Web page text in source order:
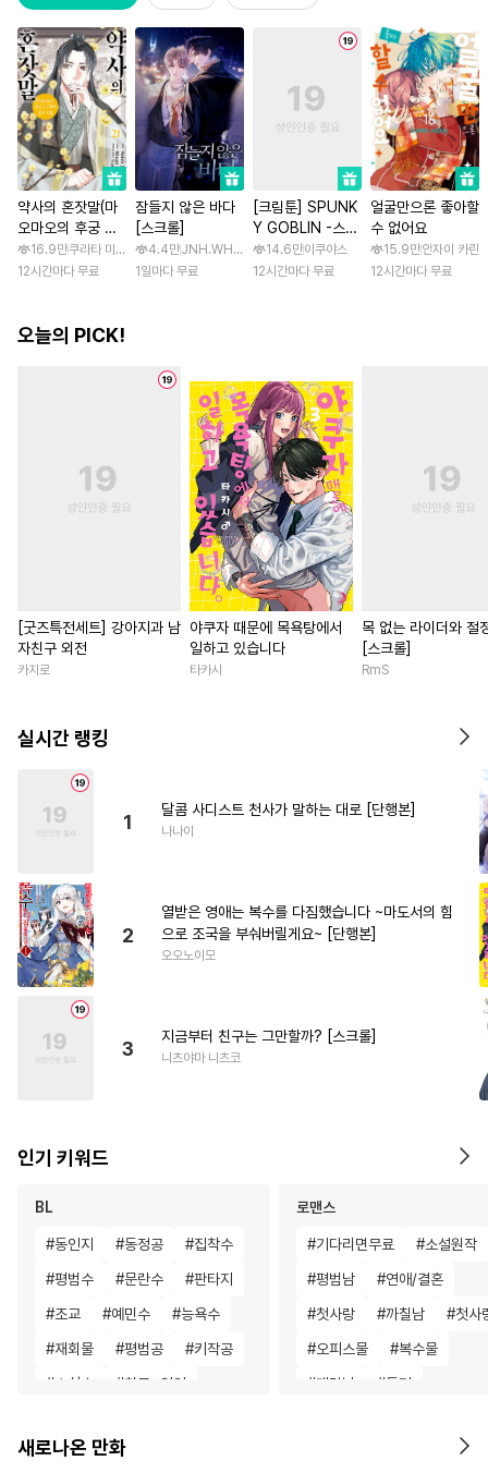
약사의 혼잣말(마
오마오의 후궁 수
수께끼 풀이수첩)
16.9만쿠라타 미노지 / 휴우가 나츠
12시간마다 무료
잠들지 않은 바다
[스크롤]
4.4만JNH.WH Studio / Lasso
1일마다 무료
[크림툰] SPUNK
Y GOBLIN -스펑
키 고블린- [스크
롤]
14.6만이쿠야스
12시간마다 무료
얼굴만으론 좋아할
수 없어요
15.9만안자이 카린
12시간마다 무료
오늘의 PICK!
[굿즈특전세트] 강아지과 남
자친구 외전
카지로
야쿠자 때문에 목욕탕에서
일하고 있습니다
타카시
목 없는 라이더와 절
[스크롤]
RmS
실시간 랭킹
1
달콤 사디스트 천사가 말하는 대로 [단행본]
나나이
2
열받은 영애는 복수를 다짐했습니다 ~마도서의 힘
으로 조국을 부숴버릴게요~ [단행본]
오오노이모
3
지금부터 친구는 그만할까? [스크롤]
니츠야마 니츠코
인기 키워드
BL
#동인지 #동정공 #집착수
#평범수 #문란수 #판타지
#조교 #예민수 #능욕수
#재회물 #평범공 #키작공
# 소심수 #친구>연인
#고수위 #대형견공
로맨스
#기다리면무료 #소설원작
#평범남 #연애/결혼
#첫사랑 #까칠남 #첫사
#오피스물 #복수물
#계략남 #동거
새로나온 만화